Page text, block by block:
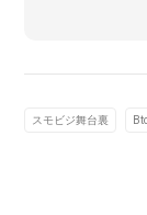
スモビジ舞台裏